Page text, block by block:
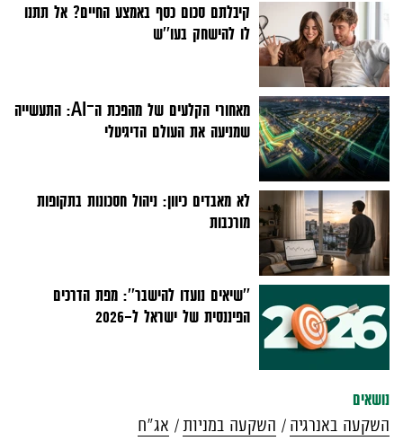
קיבלתם סכום כסף באמצע החיים? אל תתנו
לו להישחק בעו''ש
מאחורי הקלעים של מהפכת ה־AI: התעשייה
שמניעה את העולם הדיגיטלי
לא מאבדים כיוון: ניהול חסכונות בתקופות
מורכבות
''שיאים נועדו להישבר'': מפת הדרכים
הפיננסית של ישראל ל-2026
נושאים
השקעה באנרגיה
השקעה במניות אג"ח